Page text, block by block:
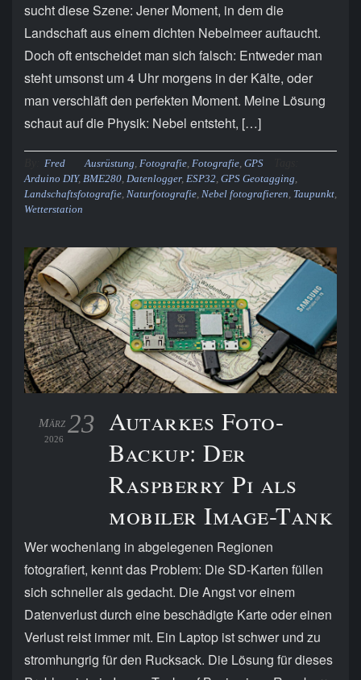
sucht diese Szene: Jener Moment, in dem die
Landschaft aus einem dichten Nebelmeer auftaucht.
Doch oft entscheidet man sich falsch: Entweder man
steht umsonst um 4 Uhr morgens in der Kälte, oder
man verschläft den perfekten Moment. Meine Lösung
schaut auf die Physik: Nebel entsteht, […]
Fred Ausrüstung, Fotografie, Fotografie, GPS
Arduino DIY, BME280, Datenlogger, ESP32, GPS Geotagging,
Landschaftsfotografie, Naturfotografie, Nebel fotografieren, Taupunkt,
Wetterstation
23
März
2026
Autarkes Foto-
Backup: Der
Raspberry Pi als
mobiler Image-Tank
Wer wochenlang in abgelegenen Regionen
fotografiert, kennt das Problem: Die SD-Karten füllen
sich schneller als gedacht. Die Angst vor einem
Datenverlust durch eine beschädigte Karte oder einen
Verlust reist immer mit. Ein Laptop ist schwer und zu
stromhungrig für den Rucksack. Die Lösung für dieses